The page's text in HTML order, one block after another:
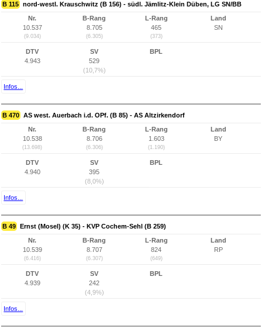
B 115 nord-westl. Krauschwitz (B 156) - südl. Jämlitz-Klein Düben, LG SN/BB
Nr.
10.537
(9.034)
B-Rang
8.705
(6.305)
L-Rang
465
(373)
Land
SN
DTV
4.943
SV
529
(10,7%)
BPL
Infos...
B 470 AS west. Auerbach i.d. OPf. (B 85) - AS Altzirkendorf
Nr.
10.538
(13.698)
B-Rang
8.706
(6.306)
L-Rang
1.603
(1.190)
Land
BY
DTV
4.940
SV
395
(8,0%)
BPL
Infos...
B 49 Ernst (Mosel) (K 35) - KVP Cochem-Sehl (B 259)
Nr.
10.539
(6.416)
B-Rang
8.707
(6.307)
L-Rang
824
(649)
Land
RP
DTV
4.939
SV
242
(4,9%)
BPL
Infos...